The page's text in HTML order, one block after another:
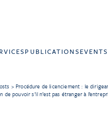
PUBLICATIONSEVENTS
> Procédure de licenciement : le
de pouvoir s’il n’est pas étranger à